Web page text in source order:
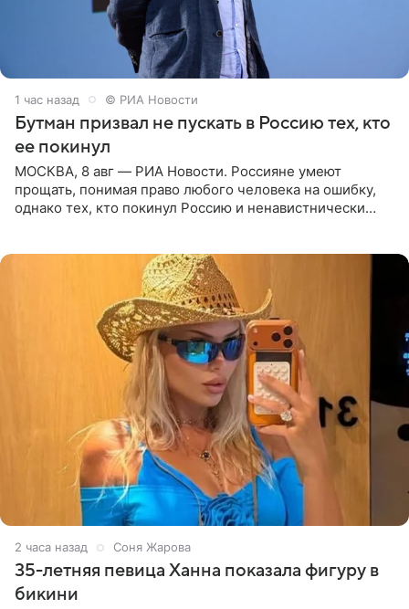
1 час назад © РИА Новости
Бутман призвал не пускать в Россию тех, кто
ее покинул
МОСКВА, 8 авг — РИА Новости. Россияне умеют
прощать, понимая право любого человека на ошибку,
однако тех, кто покинул Россию и ненавистнически
2 часа назад Соня Жарова
35-летняя певица Ханна показала фигуру в
бикини